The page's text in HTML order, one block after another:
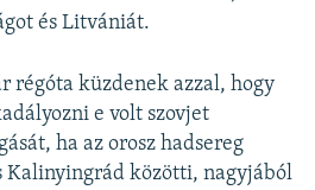
és Litvániát.
régóta küzdenek azzal, hogy
e volt szovjet
ha az orosz hadsereg
Kalinyingrád közötti, nagyjából